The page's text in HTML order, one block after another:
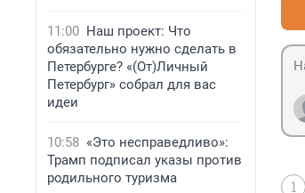
11:00 Наш проект: Что
обязательно нужно сделать в
Петербурге? «(От)Личный
Петербург» собрал для вас
идеи
10:58 «Это несправедливо»:
Трамп подписал указы против
родильного туризма
1